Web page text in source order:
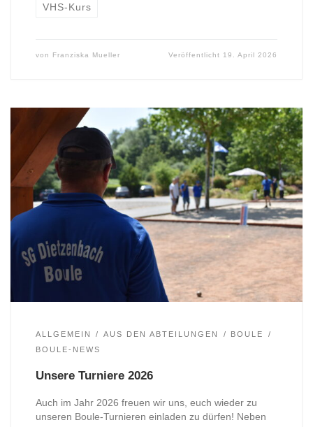
VHS-Kurs
von Franziska Mueller Veröffentlicht 19. April 2026
ALLGEMEIN AUS DEN ABTEILUNGEN
BOULE
BOULE-NEWS
Unsere Turniere 2026
Auch im Jahr 2026 freuen wir uns, euch wieder zu
unseren Boule-Turnieren einladen zu dürfen! Neben